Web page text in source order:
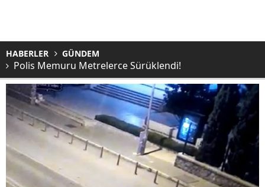
HABERLER GÜNDEM
Polis Memuru Metrelerce Sürüklendi!